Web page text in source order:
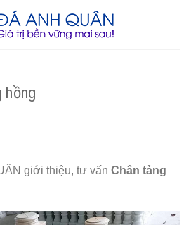
hồng
giới thiệu, tư vấn Chân tảng